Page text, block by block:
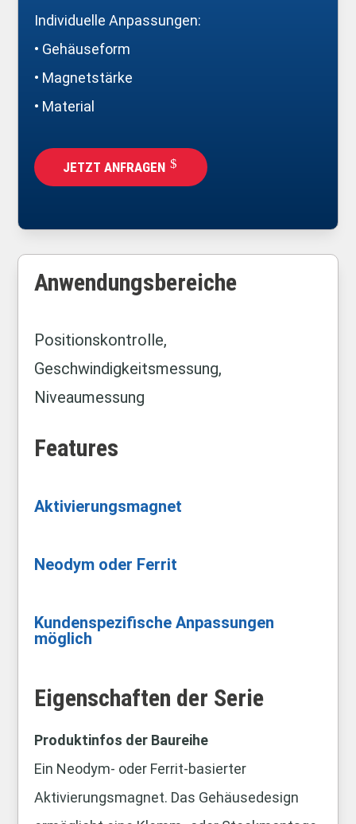
Individuelle Anpassungen:
• Gehäuseform
• Magnetstärke
• Material
JETZT ANFRAGEN
Anwendungsbereiche
Positionskontrolle,
Geschwindigkeitsmessung,
Niveaumessung
Features
Aktivierungsmagnet
Neodym oder Ferrit
Kundenspezifische Anpassungen
möglich
Eigenschaften der Serie
Produktinfos der Baureihe
Ein Neodym‑ oder Ferrit‑basierter
Aktivierungsmagnet. Das Gehäusedesign